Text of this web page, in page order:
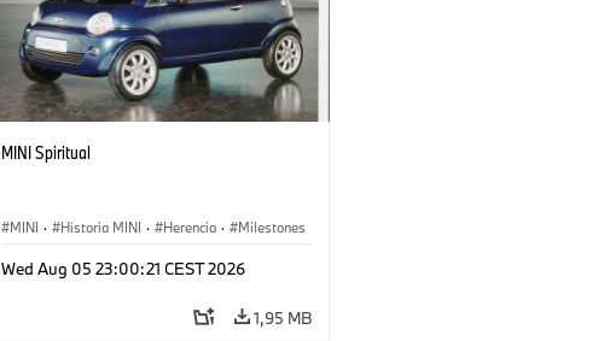
MINI Spiritual
MINI · Historia MINI · Herencia · Milestones
Wed Aug 05 23:00:21 CEST 2026
1,95 MB